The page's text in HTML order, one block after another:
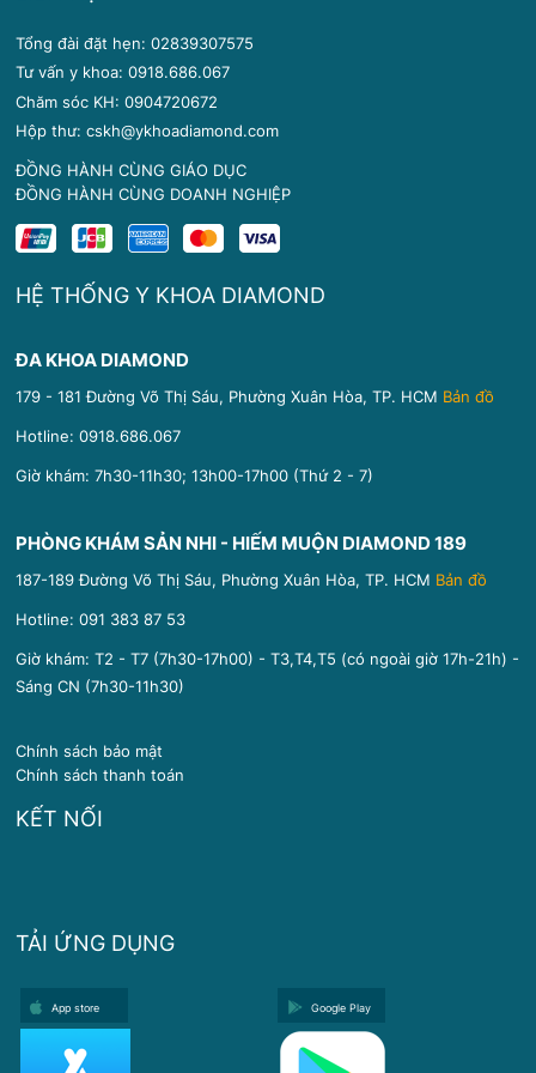
Tổng đài đặt hẹn: 02839307575
Tư vấn y khoa: 0918.686.067
Chăm sóc KH: 0904720672
Hộp thư: cskh@ykhoadiamond.com
ĐỒNG HÀNH CÙNG GIÁO DỤC
ĐỒNG HÀNH CÙNG DOANH NGHIỆP
HỆ THỐNG Y KHOA DIAMOND
ĐA KHOA DIAMOND
179 - 181 Đường Võ Thị Sáu, Phường Xuân Hòa, TP. HCM Bản đồ
Hotline:0918.686.067
Giờ khám: 7h30-11h30; 13h00-17h00 (Thứ 2 - 7)
PHÒNG KHÁM SẢN NHI - HIẾM MUỘN DIAMOND 189
187-189 Đường Võ Thị Sáu, Phường Xuân Hòa, TP. HCM Bản đồ
Hotline:091 383 87 53
Giờ khám: T2 - T7 (7h30-17h00) - T3,T4,T5 (có ngoài giờ 17h-21h) -
Sáng CN (7h30-11h30)
Chính sách bảo mật
Chính sách thanh toán
KẾT NỐI
TẢI ỨNG DỤNG
App store Google Play